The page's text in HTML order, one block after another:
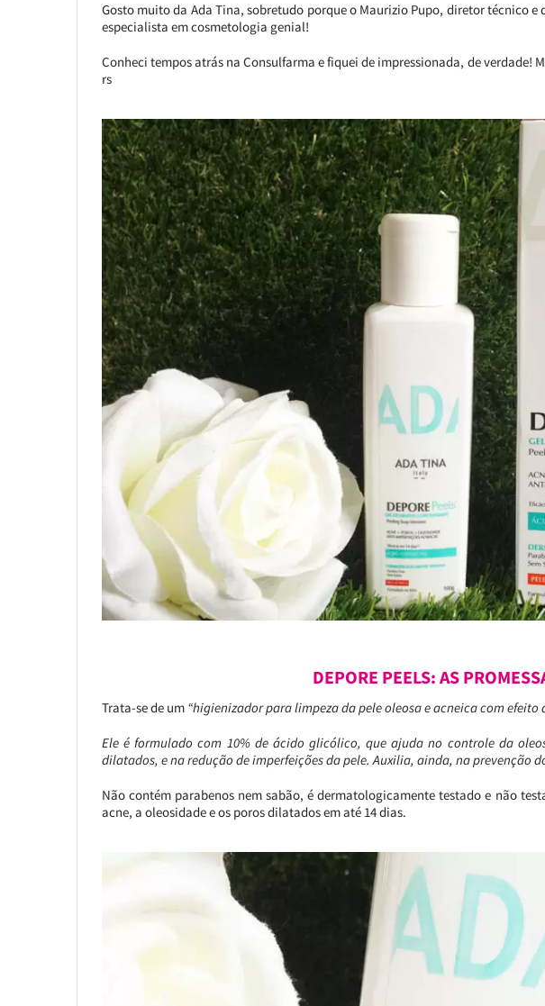
Gosto muito da Ada Tina, sobretudo porque o Maurizio Pupo, diretor técnico
especialista em cosmetologia genial!
Conheci tempos atrás na Consulfarma e fiquei de impressionada, de verdade!
rs
DEPORE PEELS: AS
Trata-se de um“higienizador para limpeza da pele oleosa e acneica com efeito
Ele é formulado com 10% de ácido glicólico, que ajuda no controle da
dilatados, e na redução de imperfeições da pele. Auxilia, ainda, na prevenção
Não contém parabenos nem sabão, é dermatologicamente testado e não
acne, a oleosidade e os poros dilatados em até 14 dias.